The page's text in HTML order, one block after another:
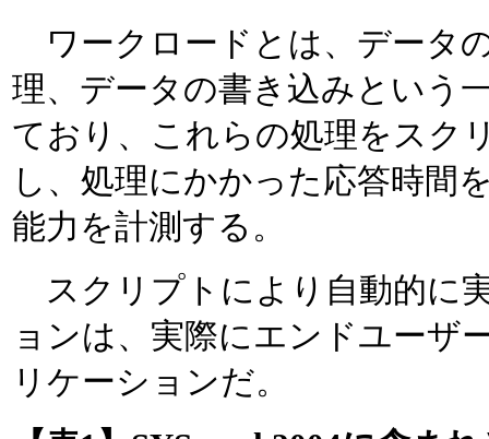
ワークロードとは、データ
理、データの書き込みという
ており、これらの処理をスク
し、処理にかかった応答時間
能力を計測する。
スクリプトにより自動的に
ョンは、実際にエンドユーザ
リケーションだ。